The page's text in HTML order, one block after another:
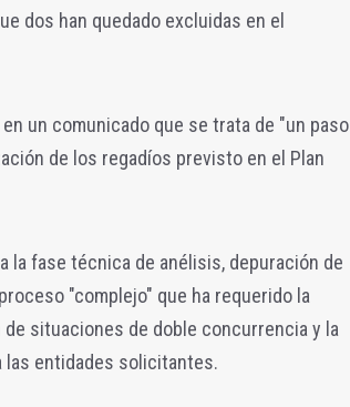
dos han quedado excluidas en el
un comunicado que se trata de "un paso
de los regadíos previsto en el Plan
la fase técnica de anélisis, depuración de
"complejo" que ha requerido la
situaciones de doble concurrencia y la
las entidades solicitantes.